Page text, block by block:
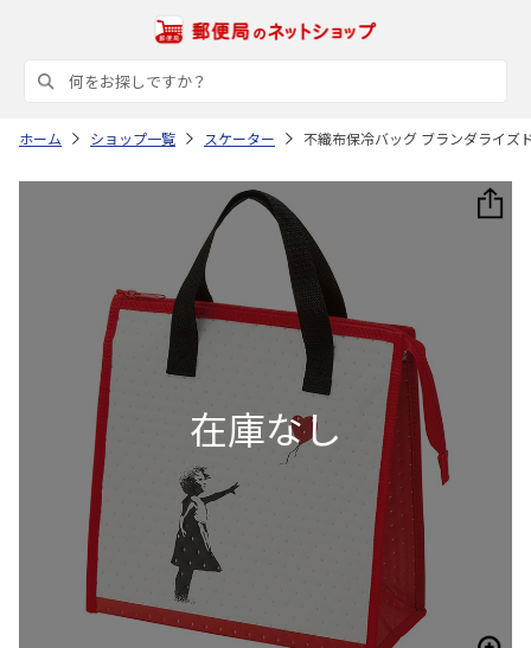
ホーム ショップ一覧 スケーター 不織布保冷バッグ ブランダライズ